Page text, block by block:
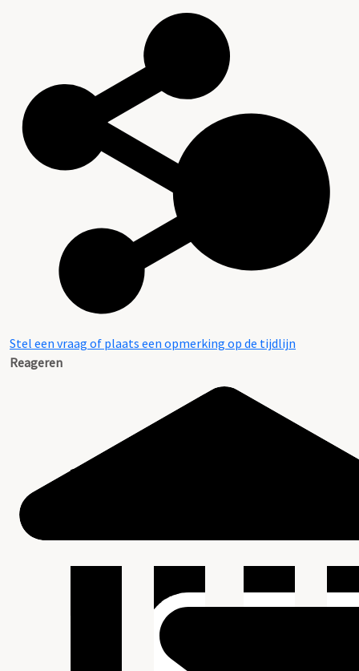
Stel een vraag of plaats een opmerking op de tijdlijn
Reageren